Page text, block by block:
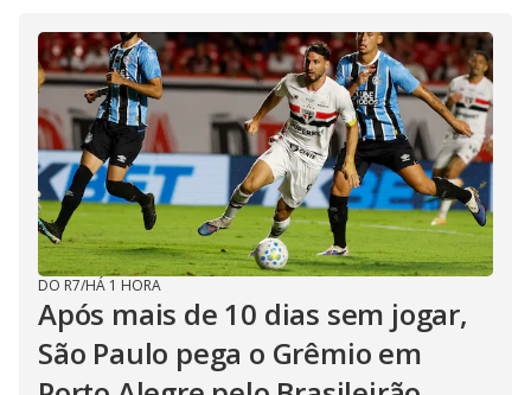
DO R7/HÁ 1 HORA
Após mais de 10 dias sem jogar,
São Paulo pega o Grêmio em